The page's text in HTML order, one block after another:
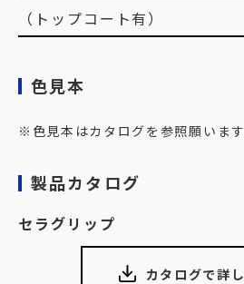
（トップコート有）
色見本
※色見本はカタログを参照願います
製品カタログ
セラグリップ
カタログで詳